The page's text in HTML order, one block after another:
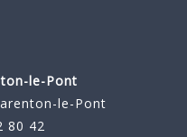
le-Pont
le-Pont
80 42